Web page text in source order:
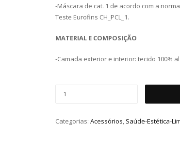
-Máscara de cat. 1 de acordo com a
Teste Eurofins CH_PCL_1.
MATERIAL E COMPOSIÇÃO
-Camada exterior e interior: tecido 100%
Categorias: Acessórios, Saúde-Estética-